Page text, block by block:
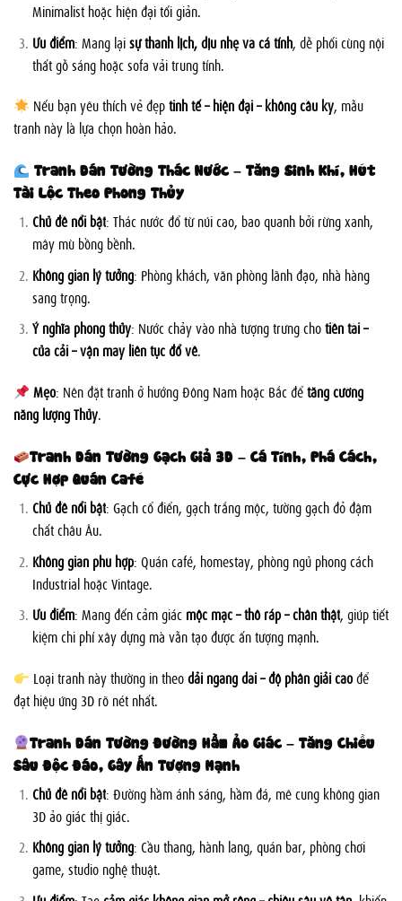
Minimalist hoặc hiện đại tối giản.
Ưu điểm: Mang lạisự thanh lịch, dịu nhẹ và cá tính, dễ phối cùng nội
thất gỗ sáng hoặc sofa vải trung tính.
Nếu bạn yêu thích vẻ đẹptinh tế – hiện đại – không cầu kỳ, mẫu
tranh này là lựa chọn hoàn hảo.
Tranh Dán Tường Thác Nước – Tăng Sinh Khí, Hút
Tài Lộc Theo Phong Thủy
Chủ đề nổi bật: Thác nước đổ từ núi cao, bao quanh bởi rừng xanh,
mây mù bồng bềnh.
Không gian lý tưởng: Phòng khách, văn phòng lãnh đạo, nhà hàng
sang trọng.
Ý nghĩa phong thủy: Nước chảy vào nhà tượng trưng chotiền tài –
của cải – vận may liên tục đổ về.
Mẹo: Nên đặt tranh ở hướng Đông Nam hoặc Bắc đểtăng cường
năng lượng Thủy.
Tranh Dán Tường Gạch Giả 3D – Cá Tính, Phá Cách,
Cực Hợp Quán Café
Chủ đề nổi bật: Gạch cổ điển, gạch trắng mộc, tường gạch đỏ đậm
chất châu Âu.
Không gian phù hợp: Quán café, homestay, phòng ngủ phong cách
Industrial hoặc Vintage.
Ưu điểm: Mang đến cảm giác mộc mạc – thô ráp – chân thật, giúp tiết
kiệm chi phí xây dựng mà vẫn tạo được ấn tượng mạnh.
Loại tranh này thường in theodải ngang dài – độ phân giải caođể
đạt hiệu ứng 3D rõ nét nhất.
Tranh Dán Tường Đường Hầm Ảo Giác – Tăng Chiều
Sâu Độc Đáo, Gây Ấn Tượng Mạnh
Chủ đề nổi bật: Đường hầm ánh sáng, hầm đá, mê cung không gian
3D ảo giác thị giác.
Không gian lý tưởng: Cầu thang, hành lang, quán bar, phòng chơi
game, studio nghệ thuật.